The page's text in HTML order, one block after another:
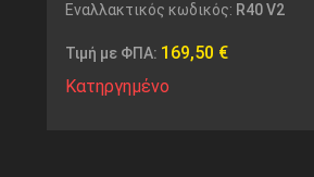
Εναλλακτικός κωδικός: R40 V2
Τιμή με ΦΠΑ: 169,50 €
Κατηργημένο